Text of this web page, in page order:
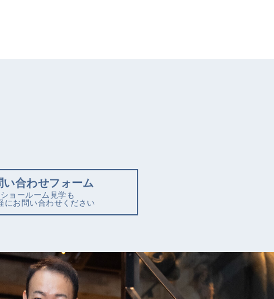
い合わせフォーム
ショールーム見学も
にお問い合わせください